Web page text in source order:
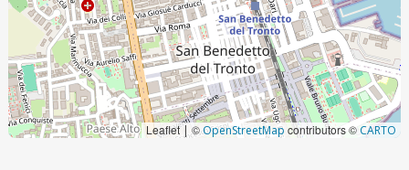
Leaflet| ©OpenStreetMap contributors ©CARTO